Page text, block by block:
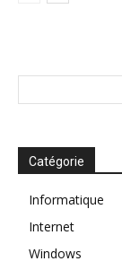
Catégorie
Informatique
Internet
Windows